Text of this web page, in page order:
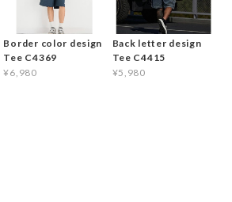
Border color design
Tee C4369
¥6,980
Back letter design
Tee C4415
¥5,980